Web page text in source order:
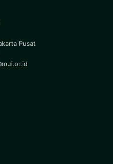
Pusat